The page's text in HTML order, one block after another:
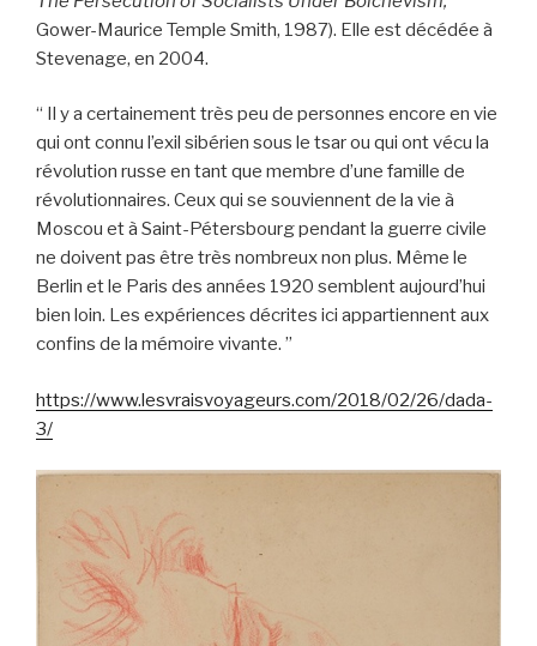
Gower-Maurice Temple Smith, 1987). Elle est décédée à
Stevenage, en 2004.
“ Il y a certainement très peu de personnes encore en vie
qui ont connu l’exil sibérien sous le tsar ou qui ont vécu la
révolution russe en tant que membre d’une famille de
révolutionnaires. Ceux qui se souviennent de la vie à
Moscou et à Saint-Pétersbourg pendant la guerre civile
ne doivent pas être très nombreux non plus. Même le
Berlin et le Paris des années 1920 semblent aujourd’hui
bien loin. Les expériences décrites ici appartiennent aux
confins de la mémoire vivante. ”
https://www.lesvraisvoyageurs.com/2018/02/26/dada-
3/